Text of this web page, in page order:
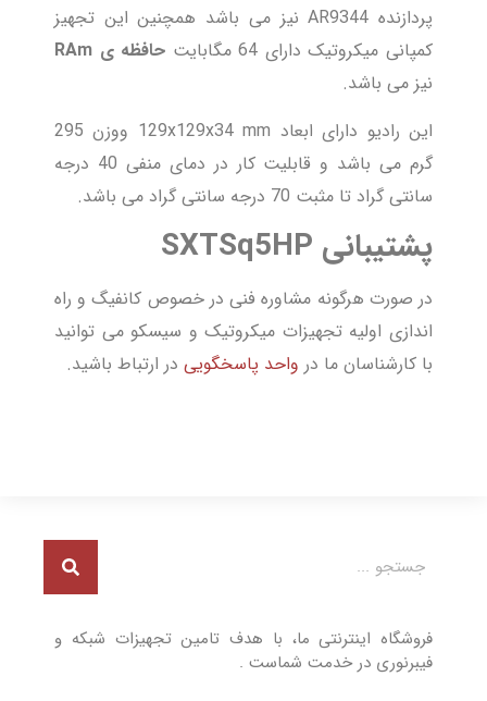
پردازنده AR9344 نیز می باشد همچنین این تجهیز
کمپانی میکروتیک دارای 64 مگابایت
حافظه ی RAm
نیز می باشد.
این رادیو دارای ابعاد 129x129x34 mm ووزن 295
گرم می باشد و قابلیت کار در دمای منفی 40 درجه
سانتی گراد تا مثبت 70 درجه سانتی گراد می باشد.
پشتیبانی SXTSq5HP
در صورت هرگونه مشاوره فنی در خصوص کانفیگ و راه
اندازی اولیه تجهیزات میکروتیک و سیسکو می توانید
با کارشناسان ما در واحد پاسخگویی در ارتباط باشید.
فروشگاه اینترنتی ما، با هدف تامین تجهیزات شبکه و
فیبرنوری در خدمت شماست .